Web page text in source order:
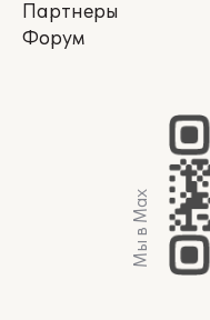
Партнеры
Форум
Мы в Max